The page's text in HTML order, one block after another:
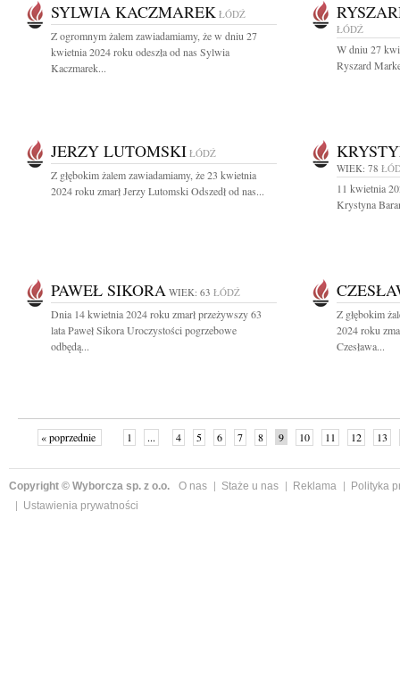
SYLWIA KACZMAREK ŁÓDŹ
Z ogromnym żalem zawiadamiamy, że w dniu 27
kwietnia 2024 roku odeszła od nas Sylwia
Kaczmarek...
ŁÓDŹ
W dniu 27
Ryszard
JERZY LUTOMSKI ŁÓDŹ
Z głębokim żalem zawiadamiamy, że 23 kwietnia
2024 roku zmarł Jerzy Lutomski Odszedł od nas...
WIEK: 78
11 kwietnia
Krystyna
PAWEŁ SIKORA WIEK: 63 ŁÓDŹ
Dnia 14 kwietnia 2024 roku zmarł przeżywszy 63
lata Paweł Sikora Uroczystości pogrzebowe
odbędą...
Z głębokim
2024 roku
Czesława...
« poprzednie 1 ... 4 5 6 7 8 9 10 11 12 13
Copyright © Wyborcza sp. z o.o. O nas Staże u nas Reklama
Polityka
Ustawienia prywatności